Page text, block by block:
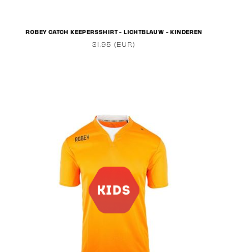
ROBEY CATCH KEEPERSSHIRT - LICHTBLAUW - KINDEREN
31,95 (EUR)